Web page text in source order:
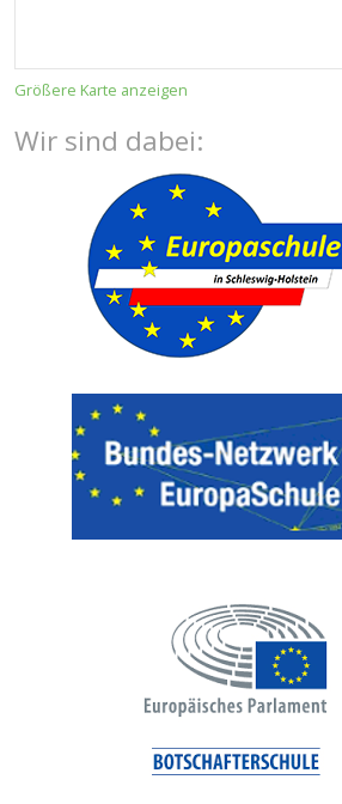
Größere Karte anzeigen
Wir sind dabei: